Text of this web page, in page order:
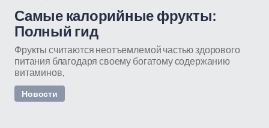
Самые калорийные фрукты:
Полный гид
Фрукты считаются неотъемлемой частью здорового
питания благодаря своему богатому содержанию
витаминов,
Новости